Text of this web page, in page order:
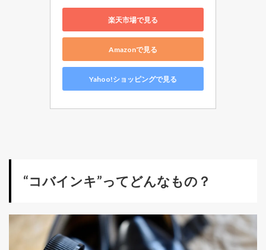
楽天市場で見る
Amazonで見る
Yahoo!ショッピングで見る
“コバインキ”ってどんなもの？